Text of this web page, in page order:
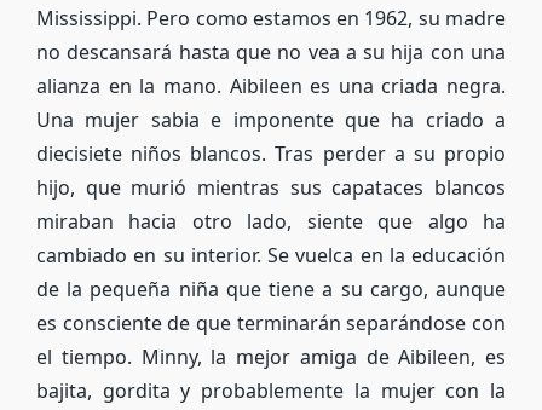
Mississippi. Pero como estamos en 1962, su madre
no descansará hasta que no vea a su hija con una
alianza en la mano. Aibileen es una criada negra.
Una mujer sabia e imponente que ha criado a
diecisiete niños blancos. Tras perder a su propio
hijo, que murió mientras sus capataces blancos
miraban hacia otro lado, siente que algo ha
cambiado en su interior. Se vuelca en la educación
de la pequeña niña que tiene a su cargo, aunque
es consciente de que terminarán separándose con
el tiempo. Minny, la mejor amiga de Aibileen, es
bajita, gordita y probablemente la mujer con la